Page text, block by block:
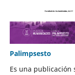
Palimpsesto
Es una